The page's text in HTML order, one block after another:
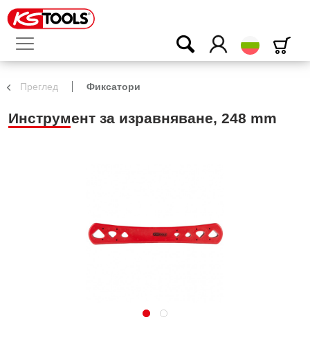
български
Преглед Фиксатори
Инструмент за изравняване, 248 mm